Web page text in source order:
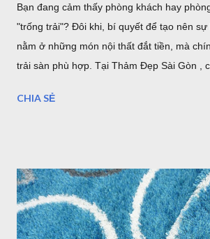
Bạn đang cảm thấy phòng khách hay
"trống trải"? Đôi khi, bí quyết để tạo nên sự
nằm ở những món nội thất đắt tiền, mà
trải sàn phù hợp. Tại Thảm Đẹp Sài Gòn ,
7 phong cách phối thảm trang trí cực
góc cạnh của nội thất. Khi kết hợp với bộ
màu xanh mint, tấm thảm tròn phòng
tính giúp định hình không gian, tạo cảm
CHIA SẺ